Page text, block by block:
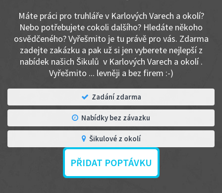
Máte práci pro truhláře v Karlových Varech a okolí?
Nebo potřebujete cokoli dalšího? Hledáte někoho
osvědčeného? Vyřešmito je tu právě pro vás. Zdarma
zadejte zakázku a pak už si jen vyberete nejlepší z
nabídek našich Šikulů v Karlových Varech a okolí .
Vyřešmito ... levněji a bez firem :-)
Zadání zdarma
Nabídky bez závazku
Šikulové z okolí
PŘIDAT POPTÁVKU